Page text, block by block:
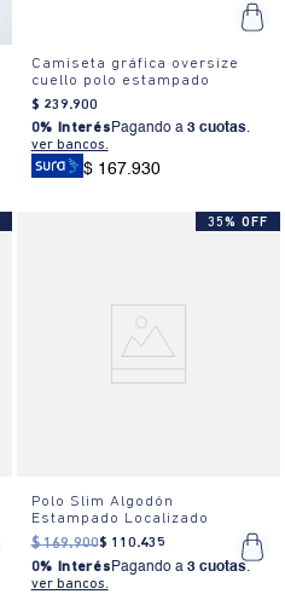
Camiseta gráfica oversize
cuello polo estampado
$ 239.900
0% Interés Pagando a 3 cuotas.
ver bancos.
$ 167.930
35% OFF
Polo Slim Algodón
Estampado Localizado
$ 169.900$ 110.435
0% Interés Pagando a 3 cuotas.
ver bancos.